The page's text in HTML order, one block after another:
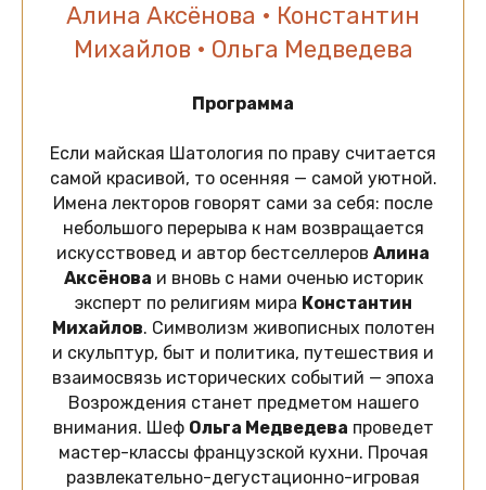
Алина Аксёнова • Константин
Михайлов • Ольга Медведева
Программа
Если майская Шатология по праву считается
самой красивой, то осенняя — самой уютной.
Имена лекторов говорят сами за себя: после
небольшого перерыва к нам возвращается
искусствовед и автор бестселлеров Алина
Аксёнова и вновь с нами оченью историк
эксперт по религиям мира Константин
Михайлов. Символизм живописных полотен
и скульптур, быт и политика, путешествия и
взаимосвязь исторических событий — эпоха
Возрождения станет предметом нашего
внимания. Шеф Ольга Медведева проведет
мастер-классы французской кухни. Прочая
развлекательно-дегустационно-игровая